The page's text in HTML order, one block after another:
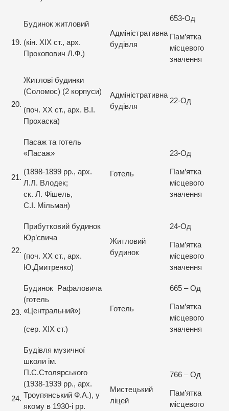
19.
Будинок житловий
(кін. XIX ст., арх.
Прокопович Л.Ф.)
Адміністративна
будівля
653-Од
Пам’ятка
місцевого
значення
20.
Житлові будинки
(Соломос) (2 корпуси)
(поч. ХХ ст., арх. В.І.
Прохаска)
Адміністративна
будівля
22-Од
21.
Пасаж та готель
«Пасаж»
(1898-1899 рр., арх.
Л.Л. Влодек;
ск. Л. Фішель,
С.І. Мільман)
Готель
23-Од
Пам’ятка
місцевого
значення
22.
Прибутковий будинок
Юр’євича
(поч. ХХ ст., арх.
Ю.Дмитренко)
Житловий
будинок
24-Од
Пам’ятка
місцевого
значення
23.
Будинок Рафаловича
(готель
«Центральний»)
(сер. XIX ст.)
Готель
665 – Од
Пам’ятка
місцевого
значення
24.
Будівля музичної
школи ім.
П.С.Столярського
(1938-1939 рр., арх.
Троупянський Ф.А.), у
якому в 1930-і рр.
Мистецький
ліцей
766 – Од
Пам’ятка
місцевого